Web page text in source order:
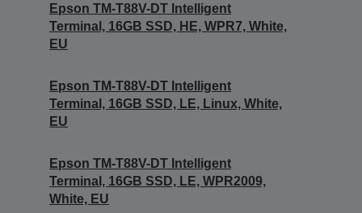
Epson TM-T88V-DT Intelligent
Terminal, 16GB SSD, HE, WPR7, White,
EU
Epson TM-T88V-DT Intelligent
Terminal, 16GB SSD, LE, Linux, White,
EU
Epson TM-T88V-DT Intelligent
Terminal, 16GB SSD, LE, WPR2009,
White, EU